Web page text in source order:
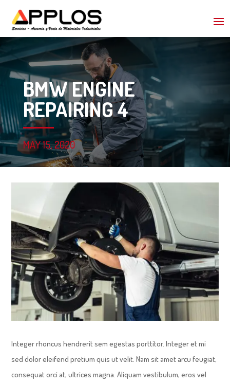
BMW ENGINE
REPAIRING 4
MAY 15, 2020
Integer rhoncus hendrerit sem egestas porttitor. Integer et mi
sed dolor eleifend pretium quis ut velit. Nam sit amet arcu feugiat,
consequat orci at, ultrices magna. Aliquam vestibulum, eros vel